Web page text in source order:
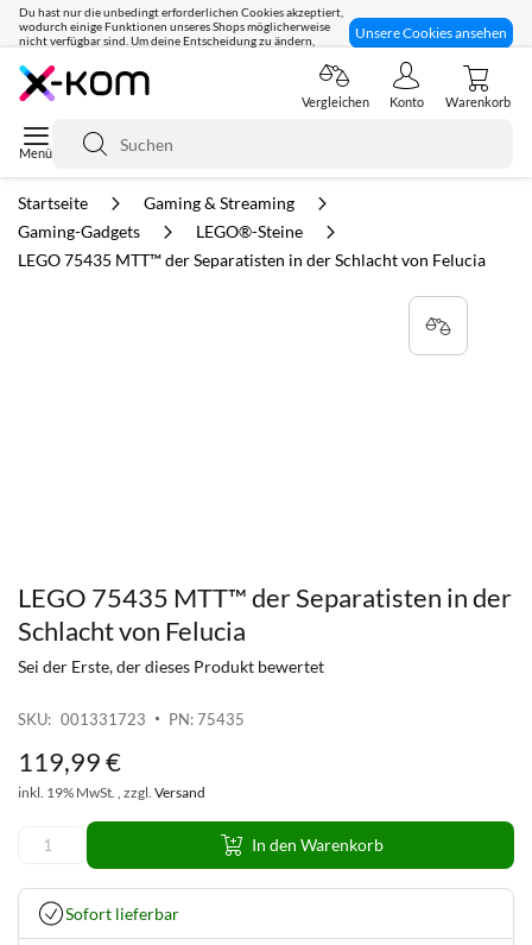
Du hast nur die unbedingt erforderlichen Cookies akzeptiert,
wodurch einige Funktionen unseres Shops möglicherweise
nicht verfügbar sind. Um deine Entscheidung zu ändern,
Unsere Cookies ansehen
Seit 8 Jahren für dich da!
Suche
Vergleichen Konto Warenkorb
Startseite
Gaming & Streaming
Gaming-Gadgets
LEGO®-Steine
LEGO 75435 MTT™ der Separatisten in der Schlacht von Felucia
LEGO 75435 MTT™ der Separatisten in der
Schlacht von Felucia
SKU 001331723 PN: 75435
Sei der Erste, der dieses Produkt bewertet
119,99€
inkl. 19% MwSt. , zzgl. Versand
In den Warenkorb
Sofort lieferbar
Zum
Anfang
Bildgalerie